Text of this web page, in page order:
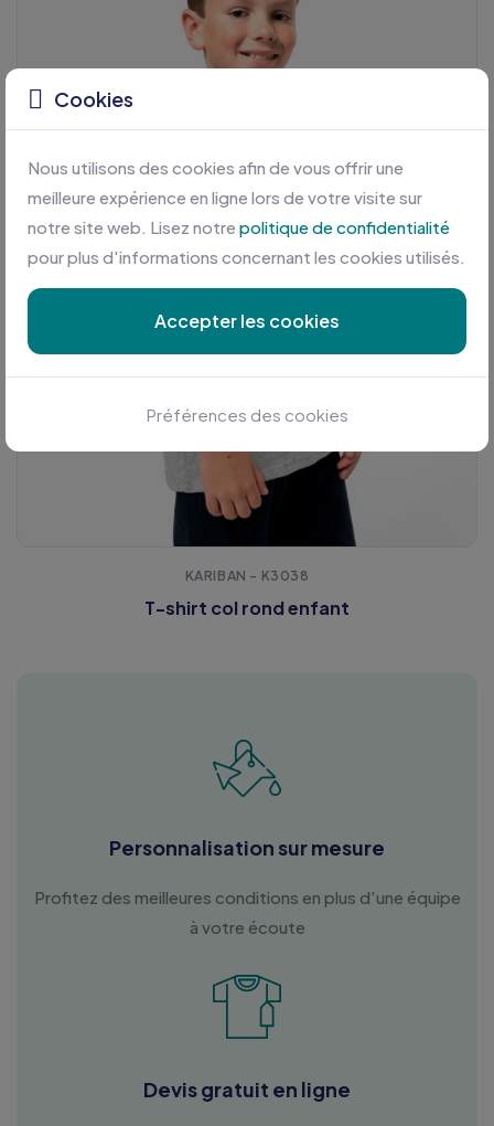
KARIBAN - K3038
T-shirt col rond enfant
Personnalisation sur mesure
Profitez des meilleures conditions en plus d'une équipe
à votre écoute
Devis gratuit en ligne
Cookies
Nous utilisons des cookies afin de vous offrir une
meilleure expérience en ligne lors de votre visite sur
notre site web. Lisez notre politique de confidentialité
pour plus d'informations concernant les cookies utilisés.
Accepter les cookies
Préférences des cookies